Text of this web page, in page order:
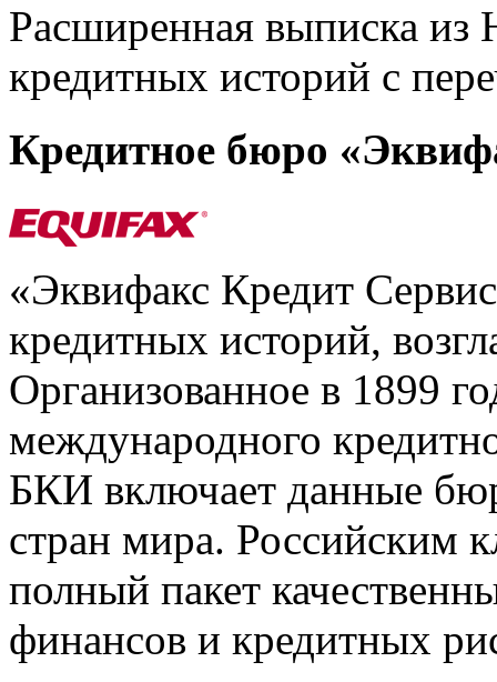
Расширенная выписка из
кредитных историй с
Кредитное бюро
«Эквифакс Кредит
кредитных историй,
Организованное в 1899
международного
БКИ включает данные
стран мира. Российским
полный пакет
финансов и кредитных